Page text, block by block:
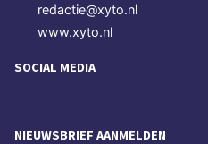
redactie@xyto.nl
www.xyto.nl
SOCIAL MEDIA
NIEUWSBRIEF AANMELDEN